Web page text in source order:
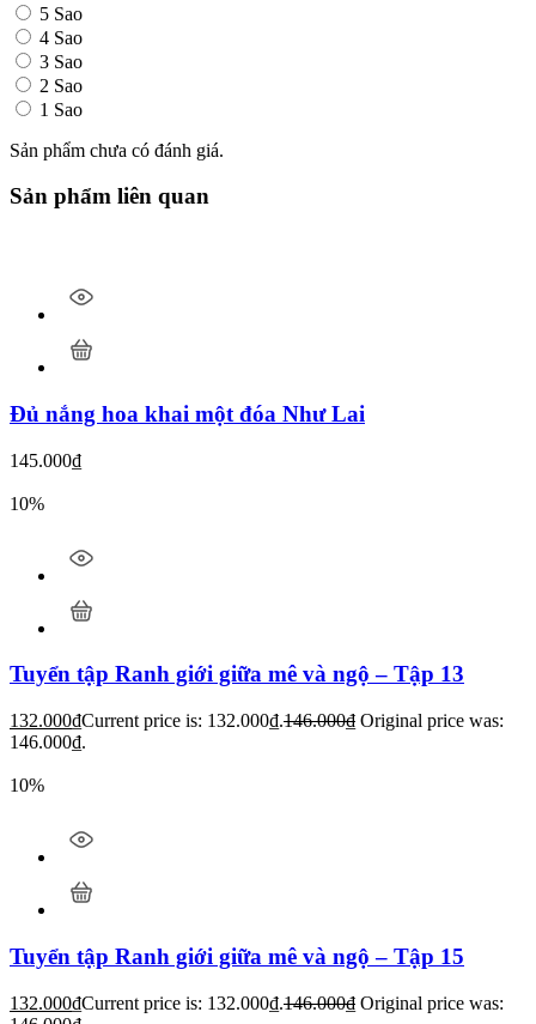
5 Sao
4 Sao
3 Sao
2 Sao
1 Sao
Sản phẩm chưa có đánh giá.
Sản phẩm liên quan
Đủ nắng hoa khai một đóa Như Lai
145.000₫
10%
Tuyển tập Ranh giới giữa mê và ngộ – Tập 13
132.000₫Current price is: 132.000₫.146.000₫ Original price was:
146.000₫.
10%
Tuyển tập Ranh giới giữa mê và ngộ – Tập 15
132.000₫Current price is: 132.000₫.146.000₫ Original price was: